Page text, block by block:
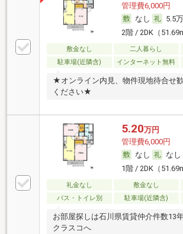
管理費6,000円
なし
5.5
2階 / 2DK（
敷金なし 二人暮らし
駐車場(近隣含)
インターネット無料
★オンライン内見、物件現地待合せ
ください★
5.20万円
管理費6,000円
なし
なし
1階 / 2DK（
礼金なし 敷金なし
バス・トイレ別
駐車場(近隣含)
お部屋探しは石川県賃貸仲介件数13
クラスコへ